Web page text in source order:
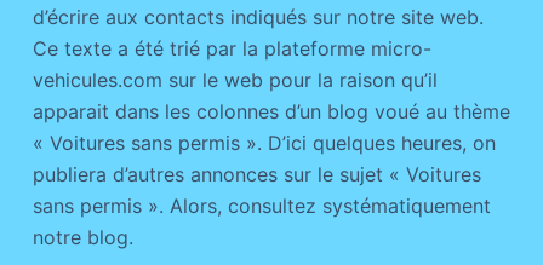
d’écrire aux contacts indiqués sur notre site web.
Ce texte a été trié par la plateforme micro-
vehicules.com sur le web pour la raison qu’il
apparait dans les colonnes d’un blog voué au thème
« Voitures sans permis ». D’ici quelques heures, on
publiera d’autres annonces sur le sujet « Voitures
sans permis ». Alors, consultez systématiquement
notre blog.